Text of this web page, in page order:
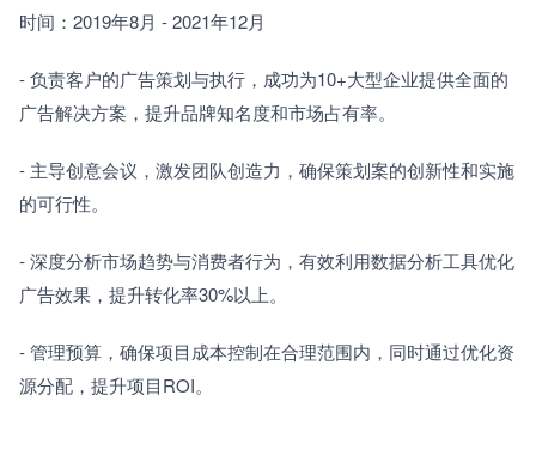
时间：2019年8月 - 2021年12月
- 负责客户的广告策划与执行，成功为10+大型企业提供全面的
广告解决方案，提升品牌知名度和市场占有率。
- 主导创意会议，激发团队创造力，确保策划案的创新性和实施
的可行性。
- 深度分析市场趋势与消费者行为，有效利用数据分析工具优化
广告效果，提升转化率30%以上。
- 管理预算，确保项目成本控制在合理范围内，同时通过优化资
源分配，提升项目ROI。